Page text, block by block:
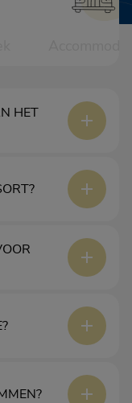
HET
in het resort.
te boeken, tegen